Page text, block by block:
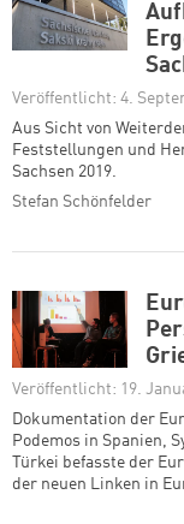
Veröffentlicht: 4.
Aus Sicht von
Feststellungen und
Sachsen 2019.
Stefan Schönfelder
Veröffentlicht: 19.
Dokumentation der
Podemos in Spanien,
Türkei befasste der
der neuen Linken in